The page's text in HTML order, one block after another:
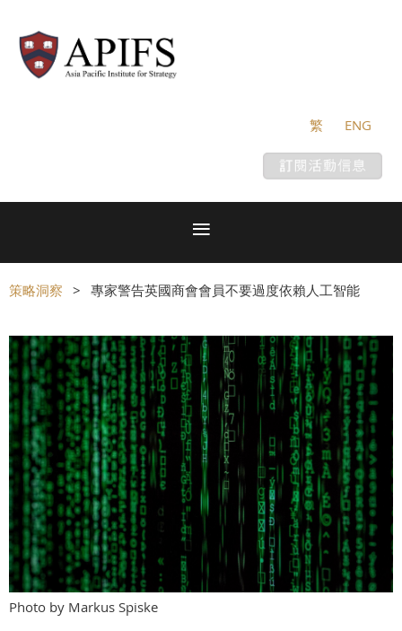
繁 ENG
策略洞察 專家警告英國商會會員不要過度依賴人工智能
Photo by Markus Spiske